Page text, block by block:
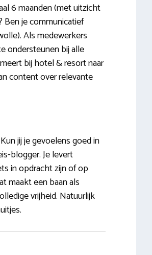
6 maanden (met uitzicht
Ben je communicatief
Als medewerkers
ondersteunen bij alle
bij hotel & resort naar
content over relevante
jij je gevoelens goed in
blogger. Je levert
in opdracht zijn of op
maakt een baan als
vrijheid. Natuurlijk